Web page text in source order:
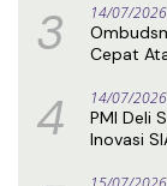
3 14/07/2026
Cepat
4 14/07/2026
PMI Deli
Inovasi